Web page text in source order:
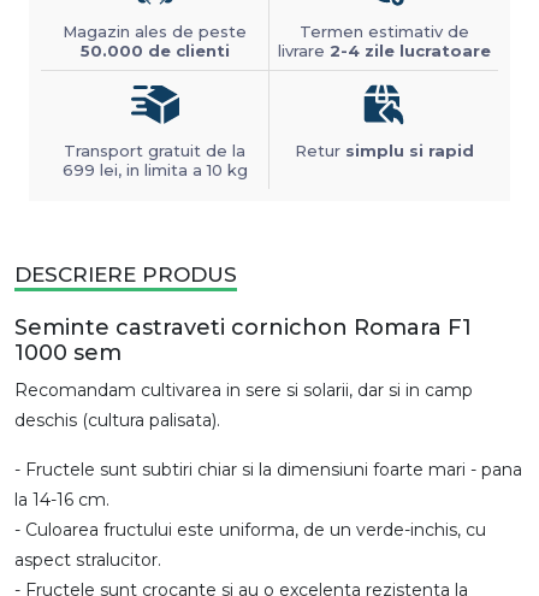
Magazin ales de peste
50.000 de clienti
Termen estimativ de
livrare 2-4 zile lucratoare
Transport gratuit de la
699 lei, in limita a 10 kg
Retur simplu si rapid
DESCRIERE PRODUS
Seminte castraveti cornichon Romara F1
1000 sem
Recomandam cultivarea in sere si solarii, dar si in camp
deschis (cultura palisata).
- Fructele sunt subtiri chiar si la dimensiuni foarte mari - pana
la 14-16 cm.
- Culoarea fructului este uniforma, de un verde-inchis, cu
aspect stralucitor.
- Fructele sunt crocante si au o excelenta rezistenta la